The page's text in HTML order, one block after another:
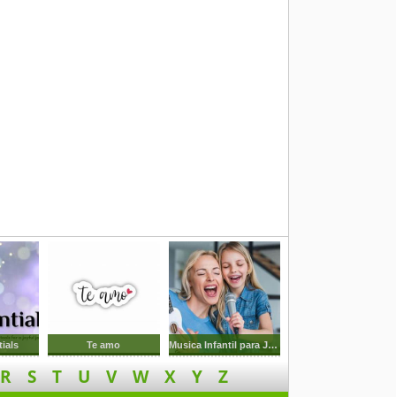
Te amo Musica Infantil para Jugar y Cantar
R S T U V W X Y Z